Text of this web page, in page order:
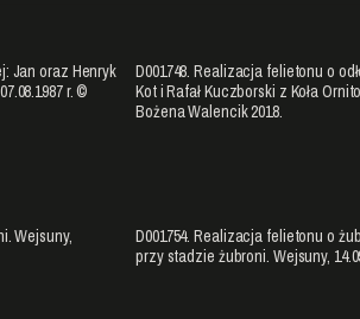
Jan oraz Henryk
r. ©
D001748. Realizacja felietonu o
Kot i Rafał Kuczborski z Koła
Bożena Walencik 2018.
Wejsuny,
D001754. Realizacja felietonu o
przy stadzie żubroni. Wejsuny,